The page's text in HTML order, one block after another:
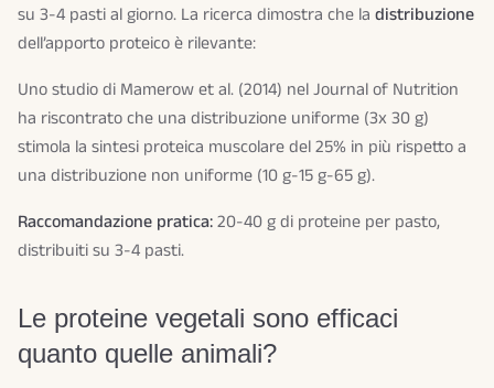
su 3-4 pasti al giorno. La ricerca dimostra che la distribuzione
dell’apporto proteico è rilevante:
Uno studio di Mamerow et al. (2014) nel Journal of Nutrition
ha riscontrato che una distribuzione uniforme (3x 30 g)
stimola la sintesi proteica muscolare del 25% in più rispetto a
una distribuzione non uniforme (10 g-15 g-65 g).
Raccomandazione pratica:20-40 g di proteine per pasto,
distribuiti su 3-4 pasti.
Le proteine vegetali sono efficaci
quanto quelle animali?